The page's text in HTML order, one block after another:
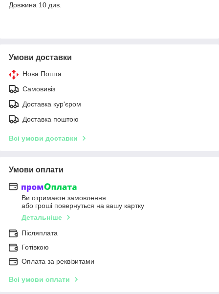
Довжина 10 див.
Умови доставки
Нова Пошта
Самовивіз
Доставка кур'єром
Доставка поштою
Всі умови доставки
Умови оплати
Ви отримаєте замовлення
або гроші повернуться на вашу картку
Детальніше
Післяплата
Готівкою
Оплата за реквізитами
Всі умови оплати